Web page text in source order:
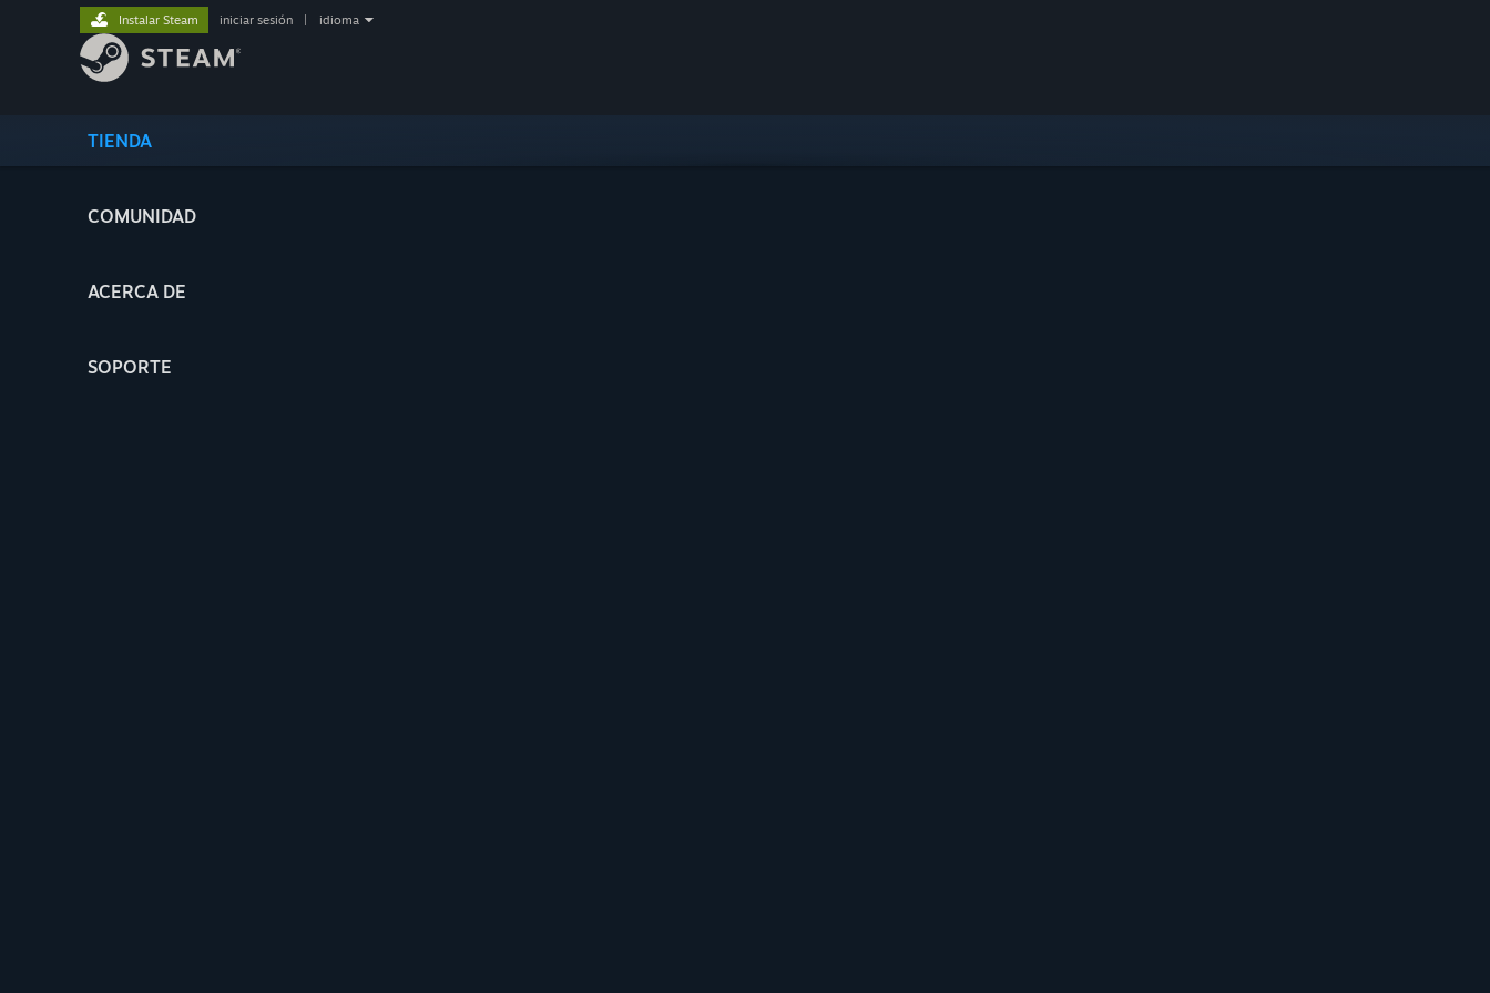
TIENDA
COMUNIDAD
ACERCA DE
SOPORTE
Instalar Steam iniciar sesión idioma